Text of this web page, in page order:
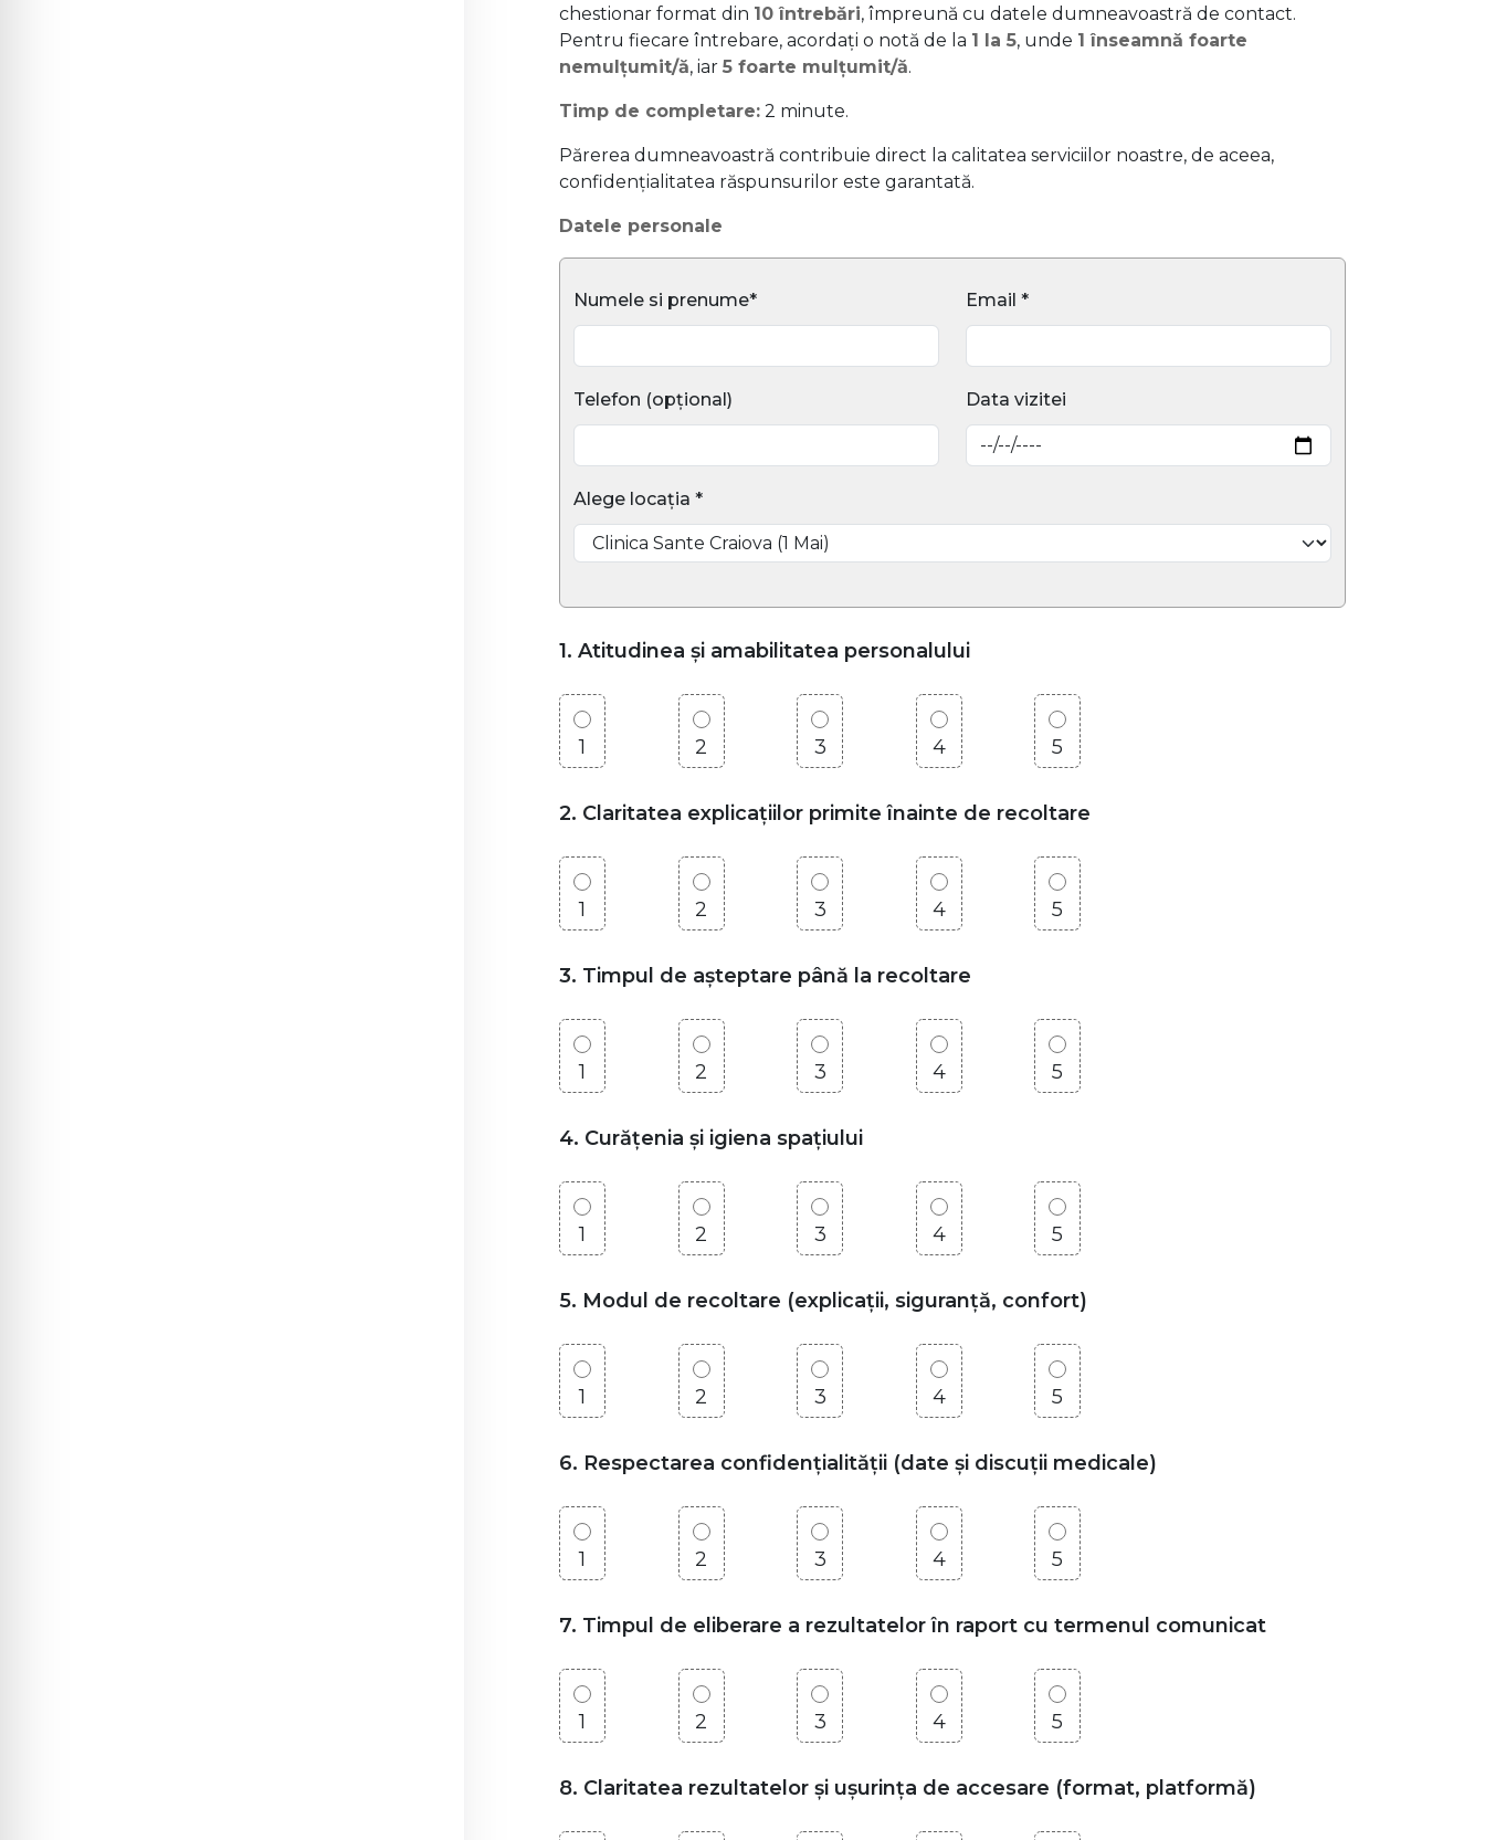
chestionar format din 10 întrebări, împreună cu datele dumneavoastră de contact.
Pentru fiecare întrebare, acordați o notă de la 1 la 5, unde 1 înseamnă foarte
nemulțumit/ă, iar 5 foarte mulțumit/ă.
Timp de completare: 2 minute.
Părerea dumneavoastră contribuie direct la calitatea serviciilor noastre, de aceea,
confidențialitatea răspunsurilor este garantată.
Datele personale
Numele si prenume* Email *
Telefon (opțional) Data vizitei
Alege locația *
1. Atitudinea și amabilitatea personalului
1 2 3 4 5
2. Claritatea explicațiilor primite înainte de recoltare
1 2 3 4 5
3. Timpul de așteptare până la recoltare
1 2 3 4 5
4. Curățenia și igiena spațiului
1 2 3 4 5
5. Modul de recoltare (explicații, siguranță, confort)
1 2 3 4 5
6. Respectarea confidențialității (date și discuții medicale)
1 2 3 4 5
7. Timpul de eliberare a rezultatelor în raport cu termenul comunicat
1 2 3 4 5
8. Claritatea rezultatelor și ușurința de accesare (format, platformă)